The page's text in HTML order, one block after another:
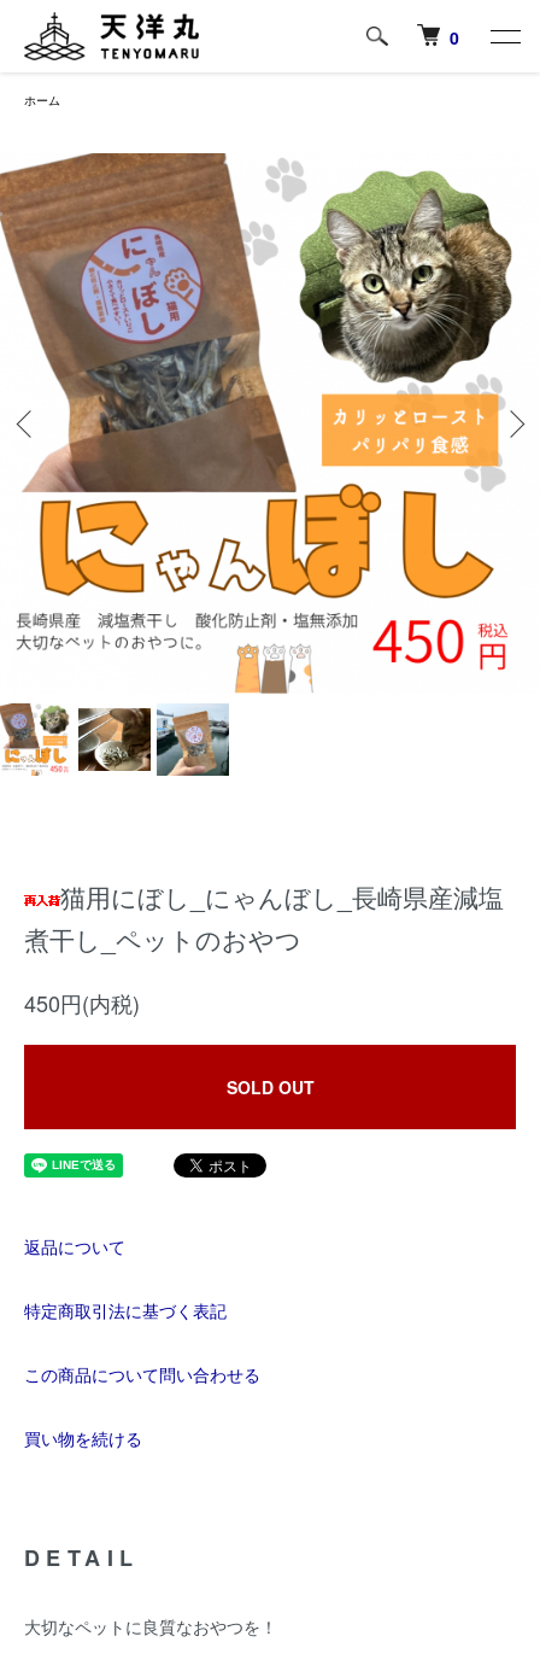
0
ホーム
猫用にぼし_にゃんぼし_長崎県産減塩
煮干し_ペットのおやつ
450円(内税)
SOLD OUT
返品について
特定商取引法に基づく表記
この商品について問い合わせる
買い物を続ける
DETAIL
大切なペットに良質なおやつを！